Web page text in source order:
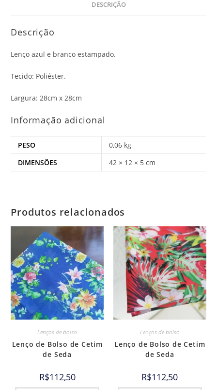
DESCRIÇÃO
Descrição
Lenço azul e branco estampado.
Tecido: Poliéster.
Largura: 28cm x 28cm
Informação adicional
PESO
0,06 kg
DIMENSÕES
42 × 12 × 5 cm
Produtos relacionados
Lenços de bolso
Lenço de Bolso de Cetim
de Seda
R$112,50
Lenços de bolso
Lenço de Bolso de Cetim
de Seda
R$112,50